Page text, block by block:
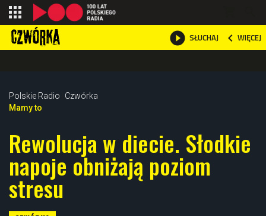
 SŁUCHAJ  WIĘCEJ

Polskie Radio
Czwórka
Mamy to
Rewolucja w diecie. Słodkie
napoje obniżają poziom
stresu